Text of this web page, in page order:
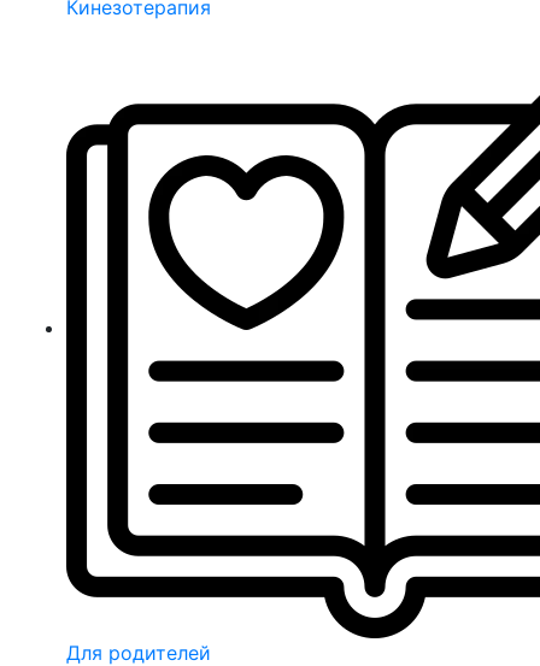
Кинезотерапия
Для родителей